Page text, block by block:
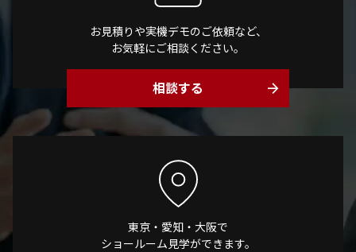
お見積りや実機デモのご依頼など、
お気軽にご相談ください。
相談する arrow_forward
東京・愛知・大阪で
ショールーム見学ができます。